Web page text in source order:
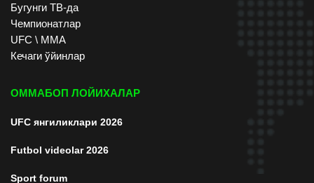
Бугунги ТВ-да
Чемпионатлар
UFC \ ММА
Кечаги ўйинлар
ОММАБОП ЛОЙИХАЛАР
UFC янгиликлари 2026
Futbol videolar 2026
Sport forum